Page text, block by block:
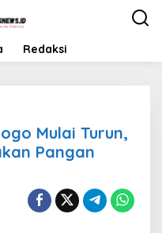
Redaksi
Mulai Turun,
Pangan